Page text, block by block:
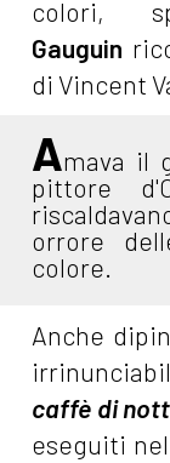
colori,
Gauguin
di Vincent
Amava il
pittore
orrore
colore.
Anche
caffè di
eseguiti